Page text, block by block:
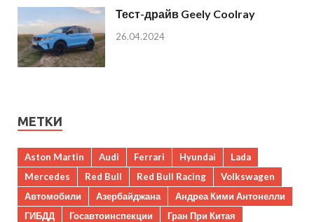
Тест-драйв Geely Coolray
26.04.2024
МЕТКИ
Aston Martin Audi Ferrari Hyundai
Lada
Mercedes
Red Bull Red Bull Racing
Volkswagen
Автомобили
Азербайджана
Андреа Кими Антонелли
ГИБДД
Госавтоинспекции
Гран При Китая